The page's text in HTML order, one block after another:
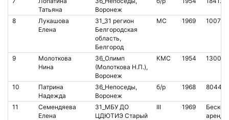
Татьяна
Воронеж
8
Лукашова
Елена
31_31 регион
Белгородская
область,
Белгород
МС 1969
9
Молоткова
Нина
36_Олимп
(Молоткова Н.П.),
Воронеж
КМС 1954
10
Патрина
Надежда
36_Непоседы,
Воронеж
б/р 1968
11
Семендяева
Елена
31_МБУ ДО
ЦДЮТИЭ Старый
III 1969
аренда